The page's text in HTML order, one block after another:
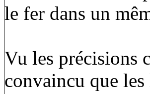
le fer dans un
Vu les précisions
convaincu que